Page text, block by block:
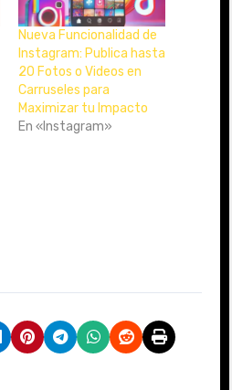
Nueva Funcionalidad de
Instagram: Publica hasta
20 Fotos o Videos en
Carruseles para
Maximizar tu Impacto
En «Instagram»